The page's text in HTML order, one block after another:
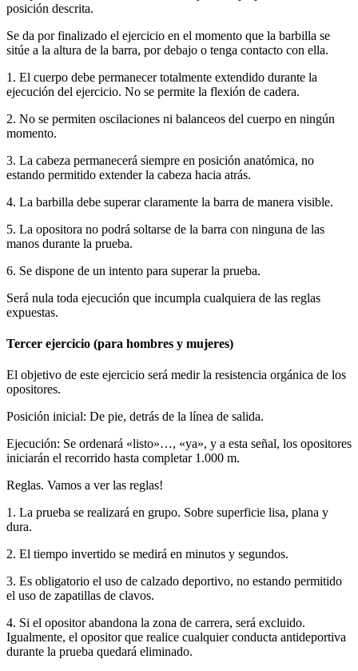
posición descrita.
Se da por finalizado el ejercicio en el momento que la barbilla se
sitúe a la altura de la barra, por debajo o tenga contacto con ella.
1. El cuerpo debe permanecer totalmente extendido durante la
ejecución del ejercicio. No se permite la flexión de cadera.
2. No se permiten oscilaciones ni balanceos del cuerpo en ningún
momento.
3. La cabeza permanecerá siempre en posición anatómica, no
estando permitido extender la cabeza hacia atrás.
4. La barbilla debe superar claramente la barra de manera visible.
5. La opositora no podrá soltarse de la barra con ninguna de las
manos durante la prueba.
6. Se dispone de un intento para superar la prueba.
Será nula toda ejecución que incumpla cualquiera de las reglas
expuestas.
Tercer ejercicio (para hombres y mujeres)
El objetivo de este ejercicio será medir la resistencia orgánica de los
opositores.
Posición inicial: De pie, detrás de la línea de salida.
Ejecución: Se ordenará «listo»…, «ya», y a esta señal, los opositores
iniciarán el recorrido hasta completar 1.000 m.
Reglas. Vamos a ver las reglas!
1. La prueba se realizará en grupo. Sobre superficie lisa, plana y
dura.
2. El tiempo invertido se medirá en minutos y segundos.
3. Es obligatorio el uso de calzado deportivo, no estando permitido
el uso de zapatillas de clavos.
4. Si el opositor abandona la zona de carrera, será excluido.
Igualmente, el opositor que realice cualquier conducta antideportiva
durante la prueba quedará eliminado.